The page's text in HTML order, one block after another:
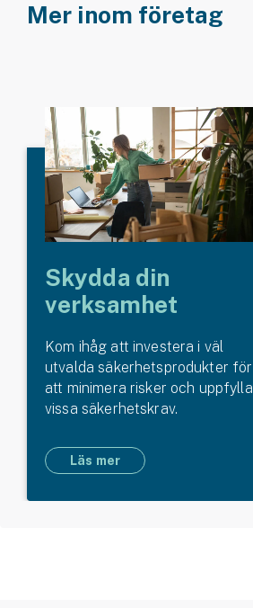
Mer inom företag
Skydda din
verksamhet
Kom ihåg att investera i väl
utvalda säkerhetsprodukter för
att minimera risker och uppfylla
vissa säkerhetskrav.
Läs mer